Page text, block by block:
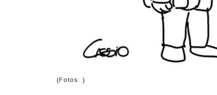
(Fotos: )